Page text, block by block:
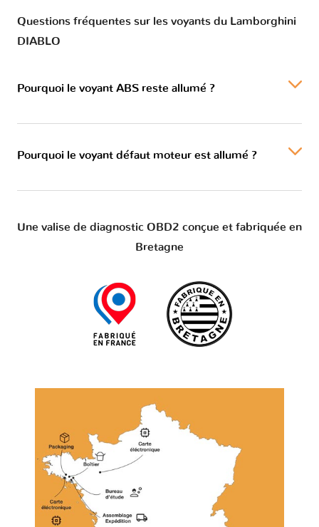
Questions fréquentes sur les voyants du Lamborghini
DIABLO
Pourquoi le voyant ABS reste allumé ?
Pourquoi le voyant défaut moteur est allumé ?
Une valise de diagnostic OBD2 conçue et fabriquée en
Bretagne